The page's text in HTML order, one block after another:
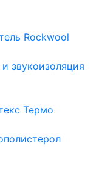
Rockwool
звукоизоляция
Термо